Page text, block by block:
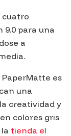
cuatro
9.0 para una
a
PaperMatte es
una
creatividad y
colores gris
tienda el